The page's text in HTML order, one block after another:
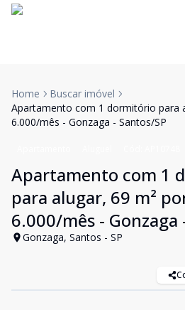
Home
Buscar imóvel
Apartamento com 1 dormitório para
6.000/mês - Gonzaga - Santos/SP
Apartamento com 1
para alugar, 69 m²
6.000/mês - Gonzaga
Gonzaga, Santos - SP